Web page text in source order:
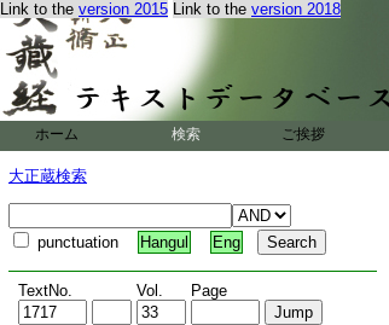
Link to the version 2015 Link to the version 2018
ホーム 検索 ご挨拶
大正蔵検索
punctuation Hangul Eng
TextNo. Vol. Page